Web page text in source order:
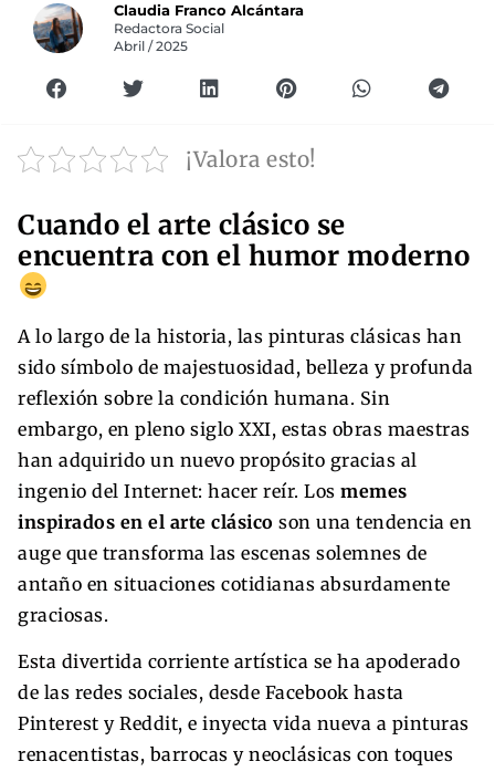
Claudia Franco Alcántara
Redactora Social
Abril / 2025
¡Valora esto!
Cuando el arte clásico se
encuentra con el humor moderno
A lo largo de la historia, las pinturas clásicas han
sido símbolo de majestuosidad, belleza y profunda
reflexión sobre la condición humana. Sin
embargo, en pleno siglo XXI, estas obras maestras
han adquirido un nuevo propósito gracias al
ingenio del Internet: hacer reír. Los memes
inspirados en el arte clásico son una tendencia en
auge que transforma las escenas solemnes de
antaño en situaciones cotidianas absurdamente
graciosas.
Esta divertida corriente artística se ha apoderado
de las redes sociales, desde Facebook hasta
Pinterest y Reddit, e inyecta vida nueva a pinturas
renacentistas, barrocas y neoclásicas con toques